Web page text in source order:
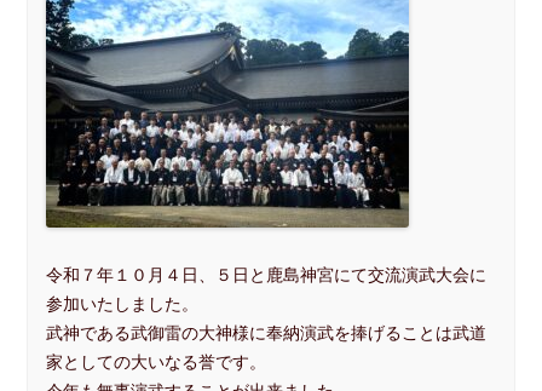
令和７年１０月４日、５日と鹿島神宮にて交流演武大会に
参加いたしました。
武神である武御雷の大神様に奉納演武を捧げることは武道
家としての大いなる誉です。